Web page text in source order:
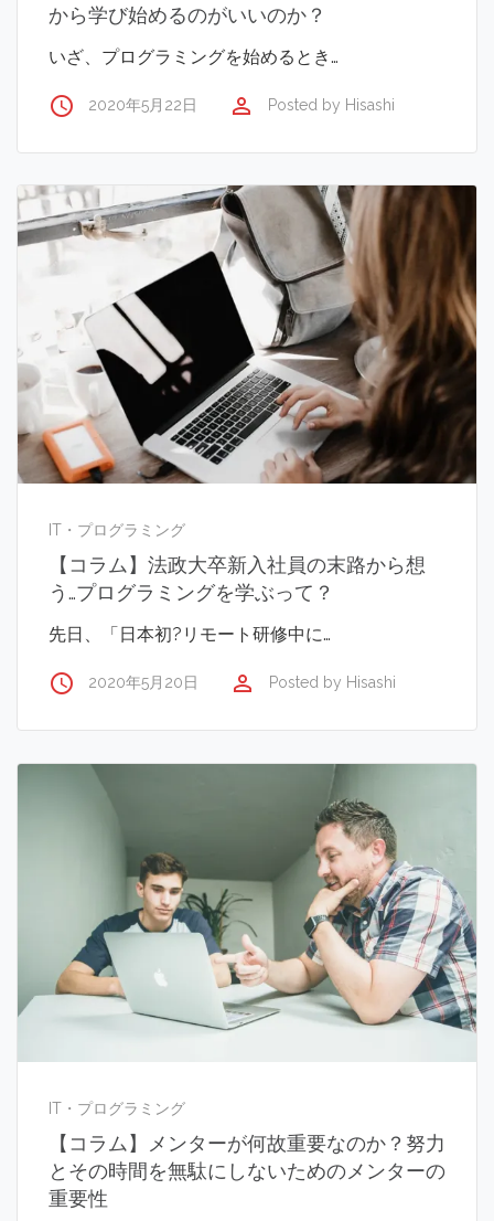
から学び始めるのがいいのか？
いざ、プログラミングを始めるとき…
access_time 2020年5月22日 perm_identity Posted by Hisashi
IT・プログラミング
【コラム】法政大卒新入社員の末路から想
う…プログラミングを学ぶって？
先日、「日本初?リモート研修中に…
access_time 2020年5月20日 perm_identity Posted by Hisashi
IT・プログラミング
【コラム】メンターが何故重要なのか？努力
とその時間を無駄にしないためのメンターの
重要性